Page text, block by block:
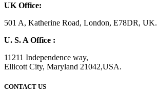
UK Office:
501 A, Katherine Road, London, E78DR, UK.
U. S. A Office :
11211 Independence way,
Ellicott City, Maryland 21042,USA.
CONTACT US